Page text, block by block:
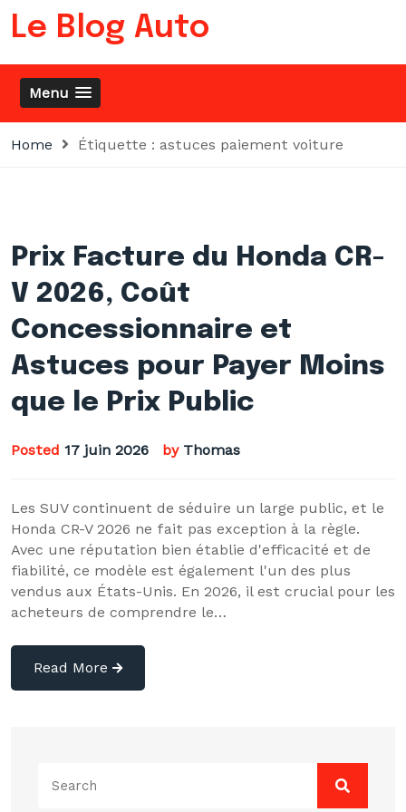
Skip
Le Blog Auto
Menu
Home Étiquette : astuces paiement voiture
Prix Facture du Honda CR-
V 2026, Coût
Concessionnaire et
Astuces pour Payer Moins
que le Prix Public
Posted 17 juin 2026 by Thomas
Les SUV continuent de séduire un large public, et le
Honda CR-V 2026 ne fait pas exception à la règle.
Avec une réputation bien établie d'efficacité et de
fiabilité, ce modèle est également l'un des plus
vendus aux États-Unis. En 2026, il est crucial pour les
acheteurs de comprendre le…
Read More
for: